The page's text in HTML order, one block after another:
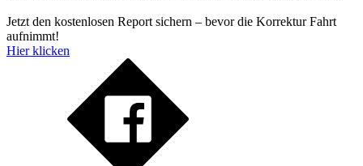
Jetzt den kostenlosen Report sichern – bevor die Korrektur Fahrt
aufnimmt!
Hier klicken